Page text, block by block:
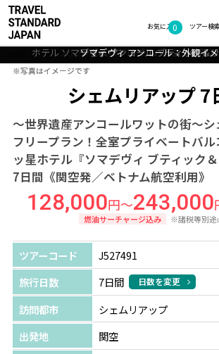
お気に入り
0 ツアー検
アジア カンボジア シェムリアップ ツ
シェムリアップ 7
～世界遺産アンコールワットの街～シ
フリープラン！全室プライベートバ
ッ星ホテル『ソマデヴィ ブティック
7日間《関空発／ベトナム航空利用》
128,000円～243,000
燃油サーチャージ込み ※諸税等別途
シェムリアップ：アンコールワットの
シェムリアップ：バイヨン寺院
ホテル ソマデヴィ アンコール ブティック
ソマデヴィ アンコール：外観イ
※写真はイメージです
※写真はイメージです
ツアーコード
J527491
旅行日数
7日間 日数を変更
訪問都市
シェムリアップ
出発地
関空